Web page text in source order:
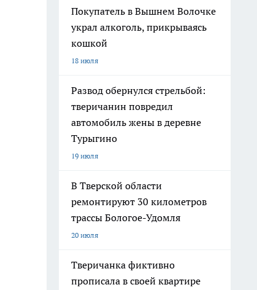
Покупатель в Вышнем Волочке
украл алкоголь, прикрываясь
кошкой
18 июля
Развод обернулся стрельбой:
тверичанин повредил
автомобиль жены в деревне
Турыгино
19 июля
В Тверской области
ремонтируют 30 километров
трассы Бологое-Удомля
20 июля
Тверичанка фиктивно
прописала в своей квартире